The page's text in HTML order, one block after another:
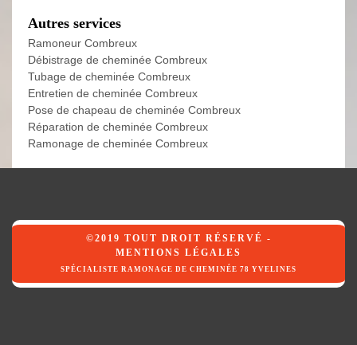
Autres services
Ramoneur Combreux
Débistrage de cheminée Combreux
Tubage de cheminée Combreux
Entretien de cheminée Combreux
Pose de chapeau de cheminée Combreux
Réparation de cheminée Combreux
Ramonage de cheminée Combreux
©2019 TOUT DROIT RÉSERVÉ -
MENTIONS LÉGALES
SPÉCIALISTE RAMONAGE DE CHEMINÉE 78 YVELINES